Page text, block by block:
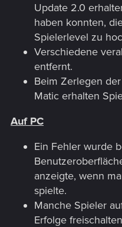
Update 2.0
haben konnten,
Spielerlevel zu
Verschiedene
entfernt.
Beim Zerlegen
Matic erhalten
Auf PC
Ein Fehler wurde
anzeigte, wenn
spielte.
Manche Spieler
Erfolge